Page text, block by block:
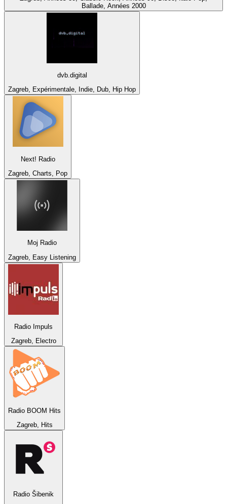
Ballade, Années 2000
dvb.digital
Zagreb, Expérimentale, Indie, Dub, Hip Hop
Next! Radio
Zagreb, Charts, Pop
Moj Radio
Zagreb, Easy Listening
Radio Impuls
Zagreb, Electro
Radio BOOM Hits
Zagreb, Hits
Radio Šibenik